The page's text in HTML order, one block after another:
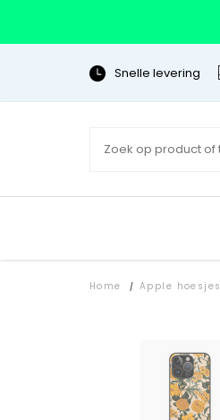
Snelle levering
Home / Apple hoesjes